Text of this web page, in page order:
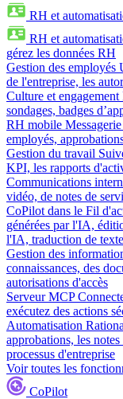
RH et
RH et
gérez les données RH
Gestion des employés
de l'entreprise, les
Culture et engagement
sondages, badges
RH mobile
employés,
Gestion du travail
KPI, les rapports
Communications
vidéo, de notes de
CoPilot dans le Fil
générées par l'IA,
l'IA, traduction de texte
Gestion des
connaissances, des
autorisations d'accès
Serveur MCP
exécutez des actions
Automatisation
approbations, les
processus d'entreprise
Voir toutes les
CoPilot